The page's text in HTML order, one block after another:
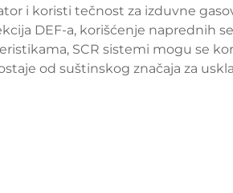
i koristi tečnost za izduvne
DEF-a, korišćenje naprednih
SCR sistemi mogu se
od suštinskog značaja za